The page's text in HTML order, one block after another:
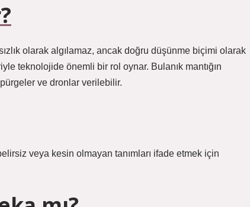
olarak algılamaz, ancak doğru düşünme biçimi olarak
teknolojide önemli bir rol oynar. Bulanık mantığın
ve dronlar verilebilir.
veya kesin olmayan tanımları ifade etmek için